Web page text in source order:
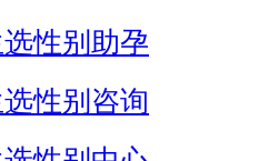
性别助孕
性别咨询